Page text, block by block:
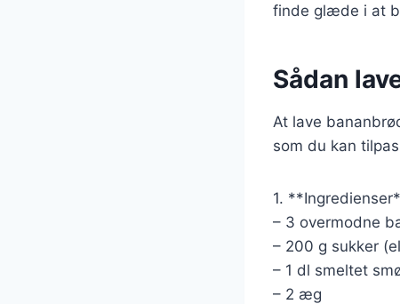
finde glæde i at
Sådan
At lave
som du kan
1.
– 3 overmodne
– 200 g sukker
– 1 dl smeltet
– 2 æg